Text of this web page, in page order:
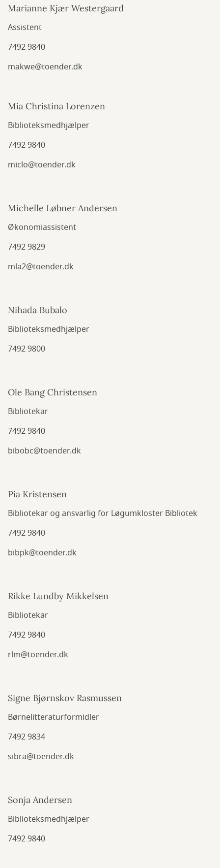
Marianne Kjær Westergaard
Assistent
7492 9840
makwe@toender.dk
Mia Christina Lorenzen
Biblioteksmedhjælper
7492 9840
miclo@toender.dk
Michelle Løbner Andersen
Økonomiassistent
7492 9829
mla2@toender.dk
Nihada Bubalo
Biblioteksmedhjælper
7492 9800
Ole Bang Christensen
Bibliotekar
7492 9840
bibobc@toender.dk
Pia Kristensen
Bibliotekar og ansvarlig for Løgumkloster Bibliotek
7492 9840
bibpk@toender.dk
Rikke Lundby Mikkelsen
Bibliotekar
7492 9840
rlm@toender.dk
Signe Bjørnskov Rasmussen
Børnelitteraturformidler
7492 9834
sibra@toender.dk
Sonja Andersen
Biblioteksmedhjælper
7492 9840